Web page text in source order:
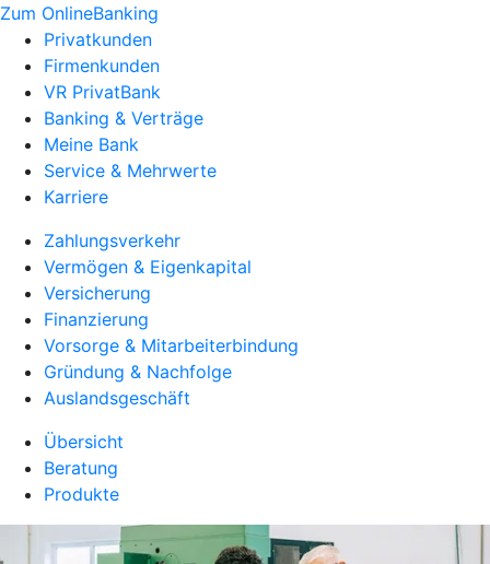
Zum OnlineBanking
Privatkunden
Firmenkunden
VR PrivatBank
Banking & Verträge
Meine Bank
Service & Mehrwerte
Karriere
Zahlungsverkehr
Vermögen & Eigenkapital
Versicherung
Finanzierung
Vorsorge & Mitarbeiterbindung
Gründung & Nachfolge
Auslandsgeschäft
Übersicht
Beratung
Produkte